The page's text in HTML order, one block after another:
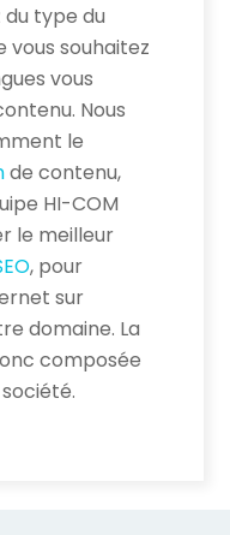
type du
vous souhaitez
vous
Nous
le
de contenu,
HI-COM
le meilleur
, pour
sur
domaine. La
composée